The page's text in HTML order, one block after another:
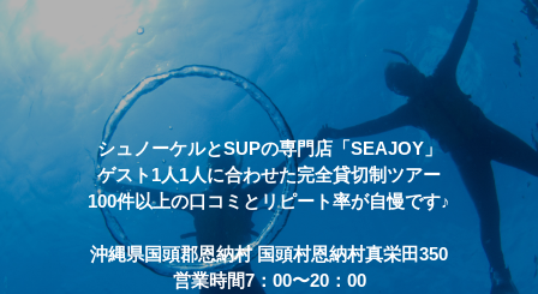
シュノーケルとSUPの専門店「SEAJOY」
ゲスト1人1人に合わせた完全貸切制ツアー
100件以上の口コミとリピート率が自慢です♪
沖縄県国頭郡恩納村 国頭村恩納村真栄田350
営業時間7：00〜20：00